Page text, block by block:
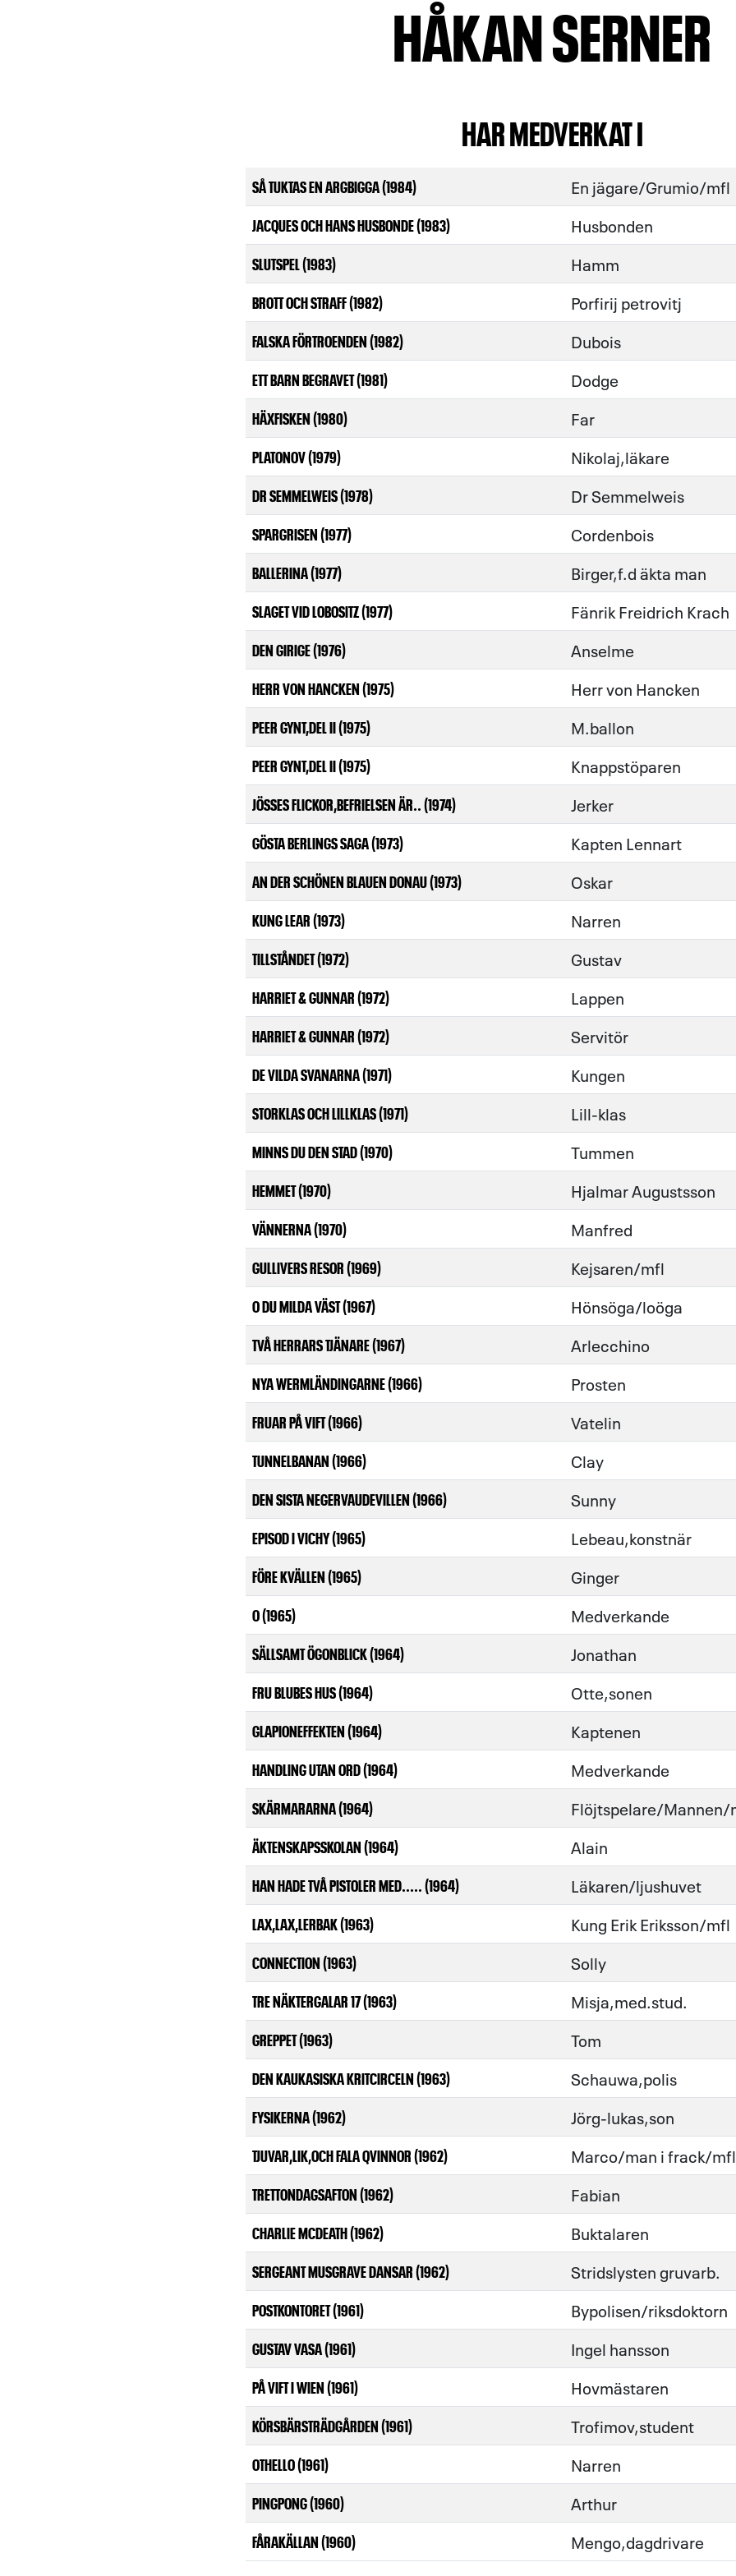
HÅKAN SERNER
HAR MEDVERKAT I
SÅ TUKTAS EN ARGBIGGA (1984) En jägare/Grumio/mfl
JACQUES OCH HANS HUSBONDE (1983) Husbonden
SLUTSPEL (1983) Hamm
BROTT OCH STRAFF (1982) Porfirij petrovitj
FALSKA FÖRTROENDEN (1982) Dubois
ETT BARN BEGRAVET (1981) Dodge
HÄXFISKEN (1980) Far
PLATONOV (1979) Nikolaj,läkare
DR SEMMELWEIS (1978) Dr Semmelweis
SPARGRISEN (1977) Cordenbois
BALLERINA (1977) Birger,f.d äkta man
SLAGET VID LOBOSITZ (1977) Fänrik Freidrich Krach
DEN GIRIGE (1976) Anselme
HERR VON HANCKEN (1975) Herr von Hancken
PEER GYNT,DEL II (1975) M.ballon
PEER GYNT,DEL II (1975) Knappstöparen
JÖSSES FLICKOR,BEFRIELSEN ÄR.. (1974) Jerker
GÖSTA BERLINGS SAGA (1973) Kapten Lennart
AN DER SCHÖNEN BLAUEN DONAU (1973) Oskar
KUNG LEAR (1973) Narren
TILLSTÅNDET (1972) Gustav
HARRIET & GUNNAR (1972) Lappen
HARRIET & GUNNAR (1972) Servitör
DE VILDA SVANARNA (1971) Kungen
STORKLAS OCH LILLKLAS (1971) Lill-klas
MINNS DU DEN STAD (1970) Tummen
HEMMET (1970) Hjalmar Augustsson
VÄNNERNA (1970) Manfred
GULLIVERS RESOR (1969) Kejsaren/mfl
O DU MILDA VÄST (1967) Hönsöga/loöga
TVÅ HERRARS TJÄNARE (1967) Arlecchino
NYA WERMLÄNDINGARNE (1966) Prosten
FRUAR PÅ VIFT (1966) Vatelin
TUNNELBANAN (1966) Clay
DEN SISTA NEGERVAUDEVILLEN (1966) Sunny
EPISOD I VICHY (1965) Lebeau,konstnär
FÖRE KVÄLLEN (1965) Ginger
O (1965) Medverkande
SÄLLSAMT ÖGONBLICK (1964) Jonathan
FRU BLUBES HUS (1964) Otte,sonen
GLAPIONEFFEKTEN (1964) Kaptenen
HANDLING UTAN ORD (1964) Medverkande
SKÄRMARARNA (1964) Flöjtspelare/Mannen/
ÄKTENSKAPSSKOLAN (1964) Alain
HAN HADE TVÅ PISTOLER MED..... (1964) Läkaren/ljushuvet
LAX,LAX,LERBAK (1963) Kung Erik Eriksson/mfl
CONNECTION (1963) Solly
TRE NÄKTERGALAR 17 (1963) Misja,med.stud.
GREPPET (1963) Tom
DEN KAUKASISKA KRITCIRCELN (1963) Schauwa,polis
FYSIKERNA (1962) Jörg-lukas,son
TJUVAR,LIK,OCH FALA QVINNOR (1962) Marco/man i frack/mfl
TRETTONDAGSAFTON (1962) Fabian
CHARLIE MCDEATH (1962) Buktalaren
SERGEANT MUSGRAVE DANSAR (1962) Stridslysten gruvarb.
POSTKONTORET (1961) Bypolisen/riksdoktorn
GUSTAV VASA (1961) Ingel hansson
PÅ VIFT I WIEN (1961) Hovmästaren
KÖRSBÄRSTRÄDGÅRDEN (1961) Trofimov,student
OTHELLO (1961) Narren
PINGPONG (1960) Arthur
FÅRAKÄLLAN (1960) Mengo,dagdrivare